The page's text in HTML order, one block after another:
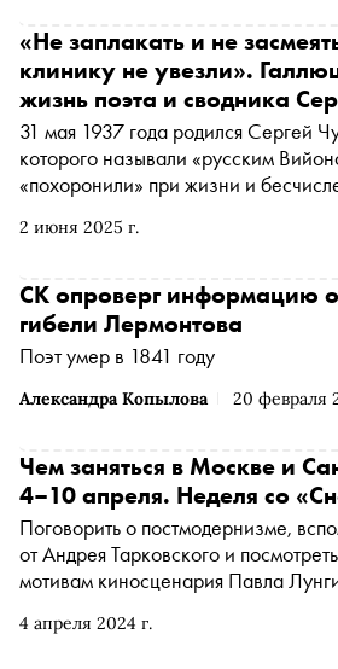
2 июня 2025 г.
«Не заплакать и не
клинику не увезли».
жизнь поэта и сводника
31 мая 1937 года родился Сергей
которого называли «русским
«похоронили» при жизни и
лечебницы. Автор «Сноба» Алексей
творчества Даниилом Духовским
психиатрической трагедии
оккультизмом и попытках сняться у
о том, как поэт превратился в
«фильма для взрослых»
Александра Копылова 20 февраля
СК опроверг информацию
гибели Лермонтова
Поэт умер в 1841 году
4 апреля 2024 г.
Чем заняться в Москве и
4–10 апреля. Неделя со
Поговорить о постмодернизме,
от Андрея Тарковского и
мотивам киносценария Павла
ближайшей неделе